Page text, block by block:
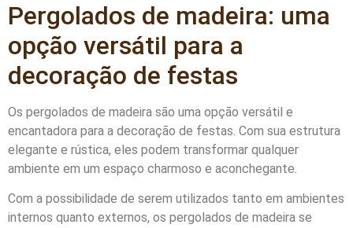
Pergolados de madeira: uma
opção versátil para a
decoração de festas
Os pergolados de madeira são uma opção versátil e
encantadora para a decoração de festas. Com sua estrutura
elegante e rústica, eles podem transformar qualquer
ambiente em um espaço charmoso e aconchegante.
Com a possibilidade de serem utilizados tanto em ambientes
internos quanto externos, os pergolados de madeira se